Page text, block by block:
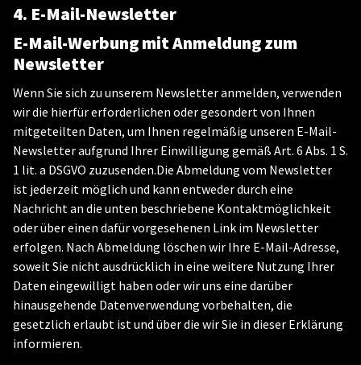
4. E-Mail-Newsletter
E-Mail-Werbung mit Anmeldung zum
Newsletter
Wenn Sie sich zu unserem Newsletter anmelden, verwenden
wir die hierfür erforderlichen oder gesondert von Ihnen
mitgeteilten Daten, um Ihnen regelmäßig unseren E-Mail-
Newsletter aufgrund Ihrer Einwilligung gemäß Art. 6 Abs. 1 S.
1 lit. a DSGVO zuzusenden.Die Abmeldung vom Newsletter
ist jederzeit möglich und kann entweder durch eine
Nachricht an die unten beschriebene Kontaktmöglichkeit
oder über einen dafür vorgesehenen Link im Newsletter
erfolgen. Nach Abmeldung löschen wir Ihre E-Mail-Adresse,
soweit Sie nicht ausdrücklich in eine weitere Nutzung Ihrer
Daten eingewilligt haben oder wir uns eine darüber
hinausgehende Datenverwendung vorbehalten, die
gesetzlich erlaubt ist und über die wir Sie in dieser Erklärung
informieren.